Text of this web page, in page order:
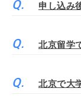
申し込み
北京留学
北京で大